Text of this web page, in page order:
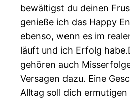
bewältigst du deinen
genieße ich das Happy
ebenso, wenn es im
läuft und ich Erfolg
gehören auch
Versagen dazu. Eine
Alltag soll dich